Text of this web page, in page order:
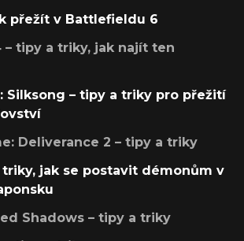
přežít v Battlefieldu 6
– tipy a triky, jak najít ten
Silksong – tipy a triky pro přežití
Deliverance 2 – tipy a triky
triky, jak se postavit démonům v
Shadows – tipy a triky